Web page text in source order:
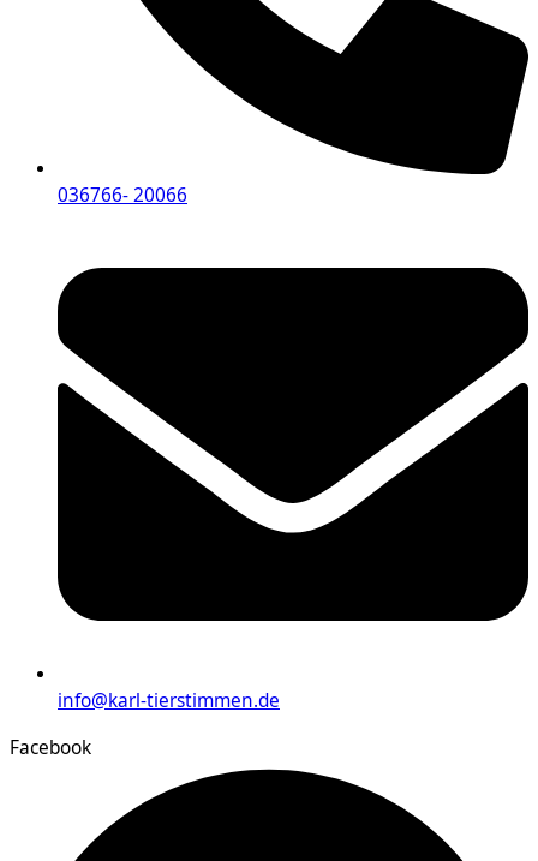
036766- 20066
info@karl-tierstimmen.de
Facebook